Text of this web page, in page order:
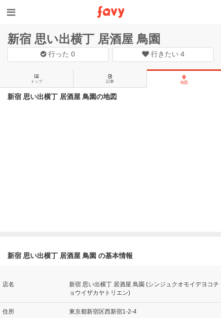
新宿 思い出横丁 居酒屋 鳥園
行った0 行きたい 4
トップ 記事 地図
新宿 思い出横丁 居酒屋 鳥園の地図
新宿 思い出横丁 居酒屋 鳥園 の基本情報
店名
新宿 思い出横丁 居酒屋 鳥園 (シンジュクオモイデヨコチ
ョウイザカヤトリエン)
住所 東京都新宿区西新宿1-2-4